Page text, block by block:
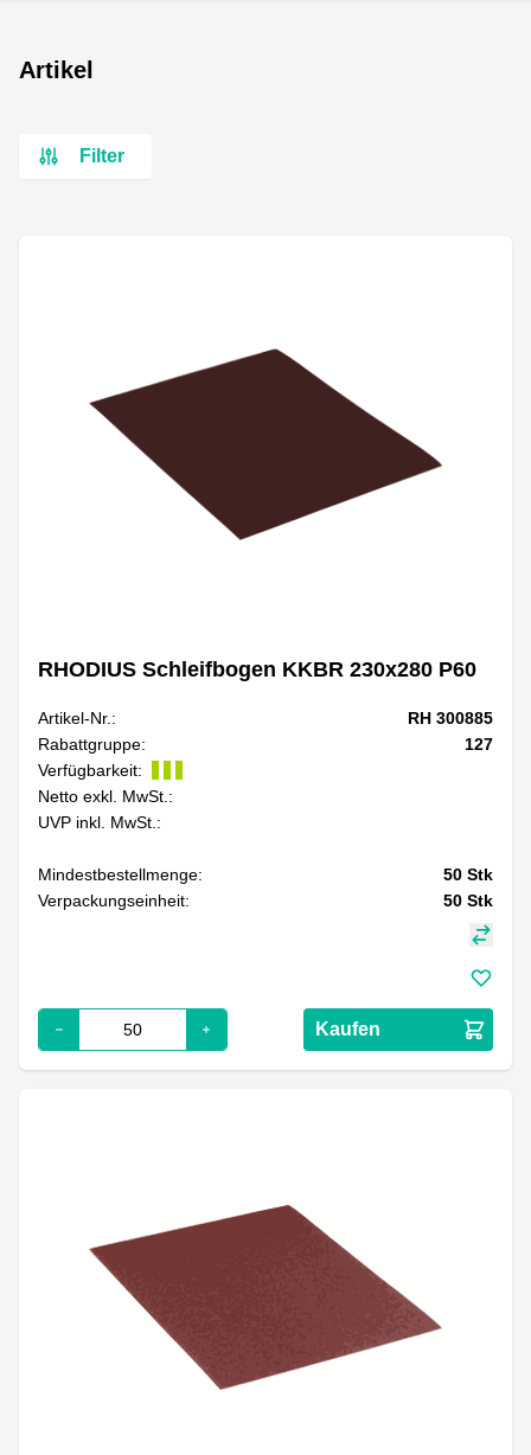
Artikel
Filter
RHODIUS Schleifbogen KKBR 230x280 P60
Artikel-Nr.:
RH 300885
Rabattgruppe:
127
Verfügbarkeit:
Netto exkl. MwSt.:
UVP inkl. MwSt.:
Mindestbestellmenge: 50 Stk
Verpackungseinheit:
50 Stk
Kaufen